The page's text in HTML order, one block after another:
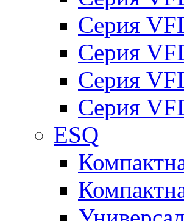
Серия
Серия
Серия
Серия
ESQ